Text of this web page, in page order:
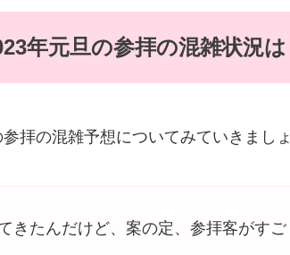
年元旦の参拝の混雑状況は
拝の混雑予想についてみていきましょ
きたんだけど、案の定、参拝客がす